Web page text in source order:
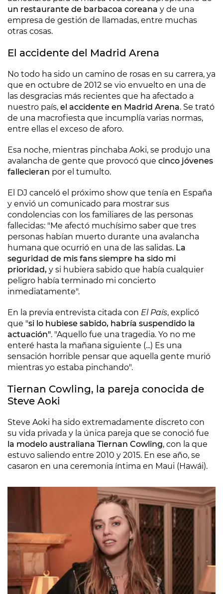
un restaurante de barbacoa coreana y de una
empresa de gestión de llamadas, entre muchas
otras cosas.
El accidente del Madrid Arena
No todo ha sido un camino de rosas en su carrera, ya
que en octubre de 2012 se vio envuelto en una de
las desgracias más recientes que ha afectado a
nuestro país, el accidente en Madrid Arena. Se trató
de una macrofiesta que incumplía varias normas,
entre ellas el exceso de aforo.
Esa noche, mientras pinchaba Aoki, se produjo una
avalancha de gente que provocó que cinco jóvenes
fallecieran por el tumulto.
El DJ canceló el próximo show que tenía en España
y envió un comunicado para mostrar sus
condolencias con los familiares de las personas
fallecidas: "Me afectó muchísimo saber que tres
personas habían muerto durante una avalancha
humana que ocurrió en una de las salidas. La
seguridad de mis fans siempre ha sido mi
prioridad, y si hubiera sabido que había cualquier
peligro había terminado mi concierto
inmediatamente".
En la previa entrevista citada con El País, explicó
que "si lo hubiese sabido, habría suspendido la
actuación". "Aquello fue una tragedia. Yo no me
enteré hasta la mañana siguiente (...) Es una
sensación horrible pensar que aquella gente murió
mientras yo estaba pinchando".
Tiernan Cowling, la pareja conocida de
Steve Aoki
Steve Aoki ha sido extremadamente discreto con
su vida privada y la única pareja que se conoció fue
la modelo australiana Tiernan Cowling, con la que
estuvo saliendo entre 2010 y 2015. En ese año, se
casaron en una ceremonia íntima en Maui (Hawái).